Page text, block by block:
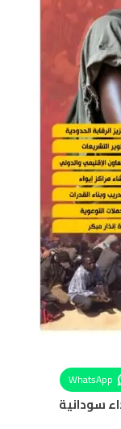
WhatsApp
سودانية